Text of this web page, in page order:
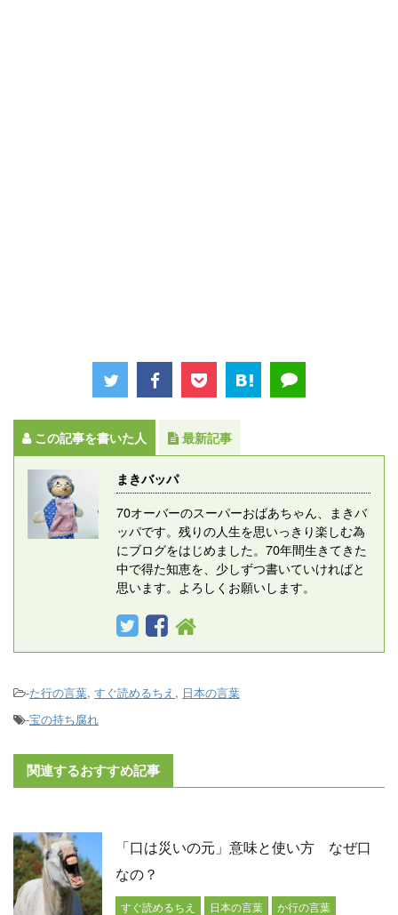
この記事を書いた人 最新記事
まきバッパ
70オーバーのスーパーおばあちゃん、まきバ
ッパです。残りの人生を思いっきり楽しむ為
にブログをはじめました。70年間生きてきた
中で得た知恵を、少しずつ書いていければと
思います。よろしくお願いします。
-た行の言葉, すぐ読めるちえ , 日本の言葉
-宝の持ち腐れ
関連するおすすめ記事
「口は災いの元」意味と使い方 なぜ口
なの？
すぐ読めるちえ 日本の言葉 か行の言葉